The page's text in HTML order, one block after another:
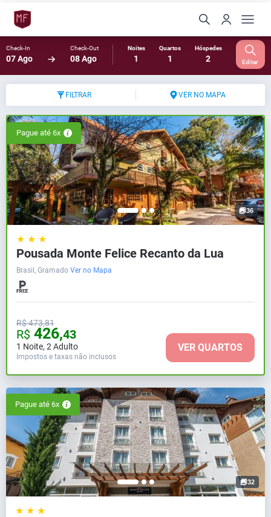
Check-In
07 Ago
Check-Out
08 Ago
Noites
1
Quartos
1
Hóspedes
2 Editar
FILTRAR VER NO MAPA
Pague até 6x
36
★ ★ ★
Pousada Monte Felice Recanto da Lua
Brasil, Gramado Ver no Mapa
1 Noite, 2 Adulto
R$ 473,81
R$ 426,43
Impostos e taxas não inclusos
VER QUARTOS
Pague até 6x
32
★ ★ ★